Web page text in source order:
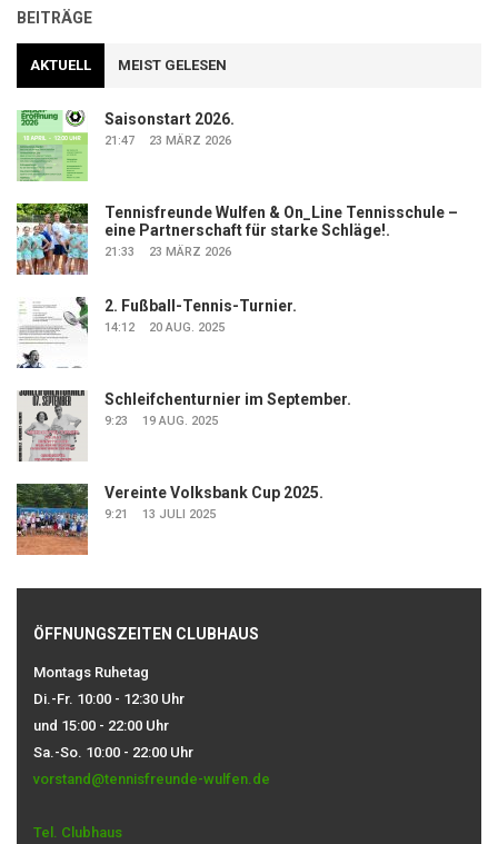
BEITRÄGE
AKTUELL MEIST GELESEN
Saisonstart 2026.
21:47 23 MÄRZ 2026
Tennisfreunde Wulfen & On_Line Tennisschule –
eine Partnerschaft für starke Schläge!.
21:33 23 MÄRZ 2026
2. Fußball-Tennis-Turnier.
14:12 20 AUG. 2025
Schleifchenturnier im September.
9:23 19 AUG. 2025
Vereinte Volksbank Cup 2025.
9:21 13 JULI 2025
ÖFFNUNGSZEITEN CLUBHAUS
Montags Ruhetag
Di.-Fr. 10:00 - 12:30 Uhr
und 15:00 - 22:00 Uhr
Sa.-So. 10:00 - 22:00 Uhr
vorstand@tennisfreunde-wulfen.de
Tel. Clubhaus